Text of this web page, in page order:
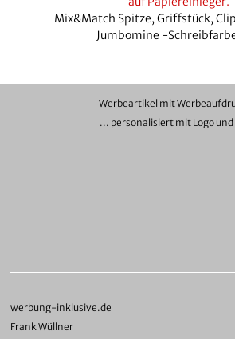
Mix&Match Spitze, Griffstück,
Jumbomine -
Werbeartikel mit
... personalisiert mit Logo und
werbung-inklusive.de
Frank Wüllner